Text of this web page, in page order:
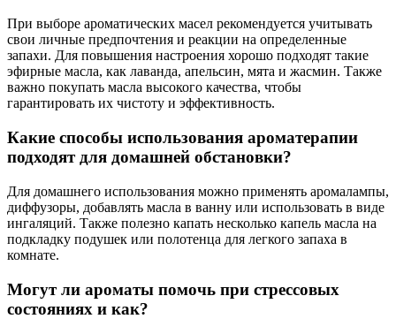
При выборе ароматических масел рекомендуется учитывать
свои личные предпочтения и реакции на определенные
запахи. Для повышения настроения хорошо подходят такие
эфирные масла, как лаванда, апельсин, мята и жасмин. Также
важно покупать масла высокого качества, чтобы
гарантировать их чистоту и эффективность.
Какие способы использования ароматерапии
подходят для домашней обстановки?
Для домашнего использования можно применять аромалампы,
диффузоры, добавлять масла в ванну или использовать в виде
ингаляций. Также полезно капать несколько капель масла на
подкладку подушек или полотенца для легкого запаха в
комнате.
Могут ли ароматы помочь при стрессовых
состояниях и как?